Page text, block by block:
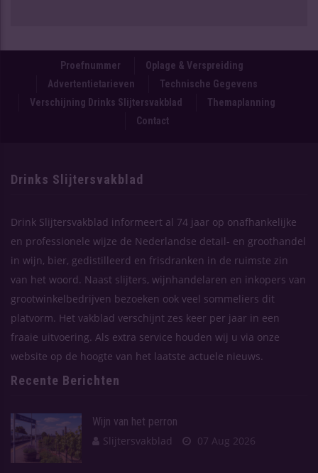
Proefnummer
Oplage & Verspreiding
Advertentietarieven
Technische Gegevens
Verschijning Drinks Slijtersvakblad
Themaplanning
Contact
Drinks Slijtersvakblad
Drink Slijtersvakblad informeert al 74 jaar op onafhankelijke
en professionele wijze de Nederlandse detail- en groothandel
in wijn, bier, gedistilleerd en frisdranken in de ruimste zin
van het woord. Naast slijters, wijnhandelaren en inkopers van
grootwinkelbedrijven bezoeken ook veel sommeliers dit
platvorm. Het vakblad verschijnt zes keer per jaar in een
fraaie uitvoering. Als extra service houden wij u via onze
website op de hoogte van het laatste actuele nieuws.
Recente Berichten
Wijn van het perron
Slijtersvakblad
07 Aug 2026